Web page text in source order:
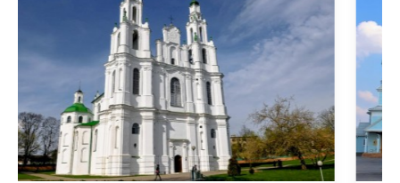
Пассажирские
перевозки
Прокат спортивного и
туристического
снаряжения
Fast-food
Гражданская
архитектура